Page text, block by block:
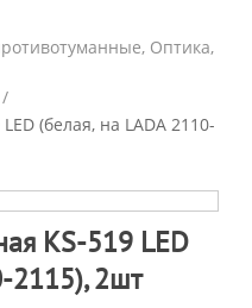
Оптика,
/
(белая, на LADA 2110-
KS-519 LED
2115), 2шт